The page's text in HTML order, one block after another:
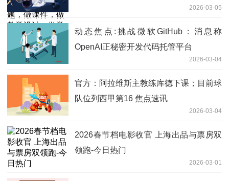
2026-03-05
动态焦点:挑战微软GitHub：消息称
OpenAI正秘密开发代码托管平台
2026-03-04
官方：阿拉维斯主教练库德下课；目前球
队位列西甲第16 焦点速讯
2026-03-04
2026春节档电影收官 上海出品与票房双
领跑-今日热门
2026-03-01